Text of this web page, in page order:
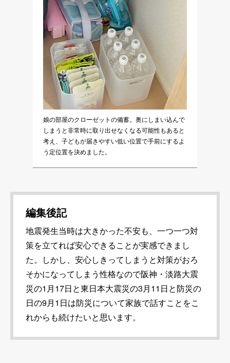
娘の部屋のクローゼットの備蓄。奥にしまい込んで
しまうと非常時に取り出せなくなる可能性もあると
考え、子どもが届きやすい低い位置で手前にするよ
う定位置を決めました。
編集後記
地震発生当時は大きかった不安も、一つ一つ対
策を立てれば安心できることが実感できまし
た。しかし、安心しきってしまうと対策がおろ
そかになってしまう性格なので阪神・淡路大震
災の1月17日と東日本大震災の3月11日と防災の
日の9月1日は防災について家族で話すことをこ
れからも続けたいと思います。